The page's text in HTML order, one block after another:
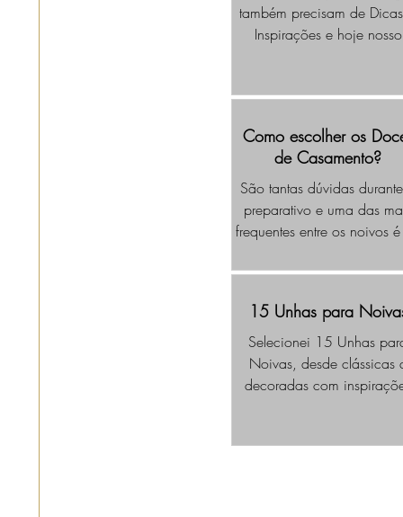
também precisam de
Inspirações e hoje nosso
os Noivos que querem
Como escolher os
de Casamento?
São tantas dúvidas
preparativo e uma das
frequentes entre os noivos
Casamento?
15 Unhas para
Selecionei 15 Unhas
Noivas, desde clássicas
decoradas com